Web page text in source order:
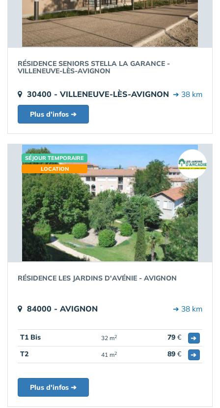
RÉSIDENCE SENIORS STELLA LA GARANCE -
VILLENEUVE-LÈS-AVIGNON
30400 - VILLENEUVE-LÈS-AVIGNON ➔ 38 km
Plus d'infos ➔
SÉJOUR TEMPORAIRE
LOCATION
RÉSIDENCE LES JARDINS D'AVÉNIE - AVIGNON
84000 - AVIGNON ➔ 38 km
T1 Bis 32 m2 79 €
➔
T2
41 m2 89 € ➔
Plus d'infos ➔